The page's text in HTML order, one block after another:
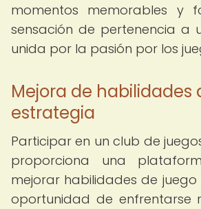
momentos memorables y
sensación de pertenencia a
unida por la pasión por los
Mejora de habilidades
estrategia
Participar en un club de
proporciona una
mejorar habilidades de juego
oportunidad de enfrentarse